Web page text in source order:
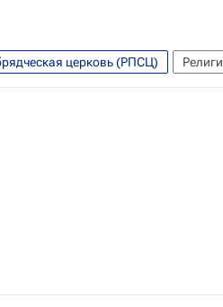
церковь (РПСЦ)
Путин
Российская